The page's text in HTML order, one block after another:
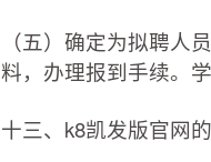
（五）确定为拟聘
料，办理报到手续。
十三、k8凯发版官网